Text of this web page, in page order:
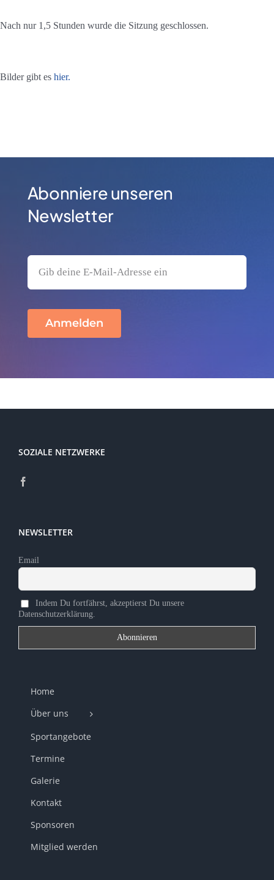
Nach nur 1,5 Stunden wurde die Sitzung geschlossen.
Bilder gibt es hier.
Abonniere unseren
Newsletter
Anmelden
SOZIALE NETZWERKE
NEWSLETTER
Email
Indem Du fortfährst, akzeptierst Du unsere
Datenschutzerklärung.
Home
Über uns
Sportangebote
Termine
Galerie
Kontakt
Sponsoren
Mitglied werden